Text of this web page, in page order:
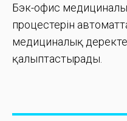
Бэк-офис
процестерін
медициналық
қалыптастырады.